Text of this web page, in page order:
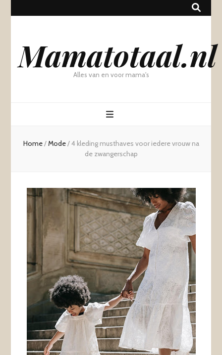
Mamatotaal.nl
Alles van en voor mama's
Home/Mode/4 kleding musthaves voor iedere vrouw na
de zwangerschap